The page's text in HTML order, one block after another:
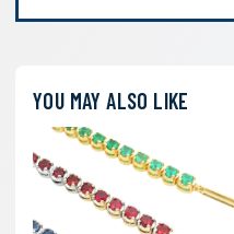
YOU MAY ALSO LIKE